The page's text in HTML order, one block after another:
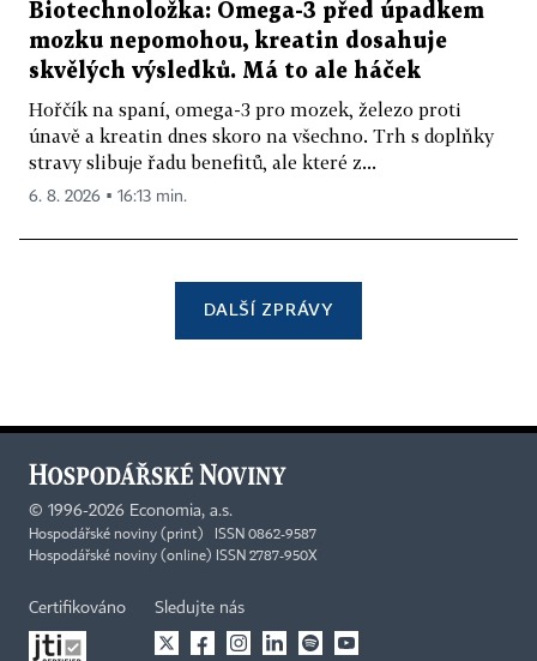
Biotechnoložka: Omega-3 před úpadkem
mozku nepomohou, kreatin dosahuje
skvělých výsledků. Má to ale háček
Hořčík na spaní, omega-3 pro mozek, železo proti
únavě a kreatin dnes skoro na všechno. Trh s doplňky
stravy slibuje řadu benefitů, ale které z...
6. 8. 2026 ▪ 16:13 min.
DALŠÍ ZPRÁVY
© 1996-2026 Economia, a.s.
Hospodářské noviny (print) ISSN 0862-9587
Hospodářské noviny (online) ISSN 2787-950X
Certifikováno Sledujte nás